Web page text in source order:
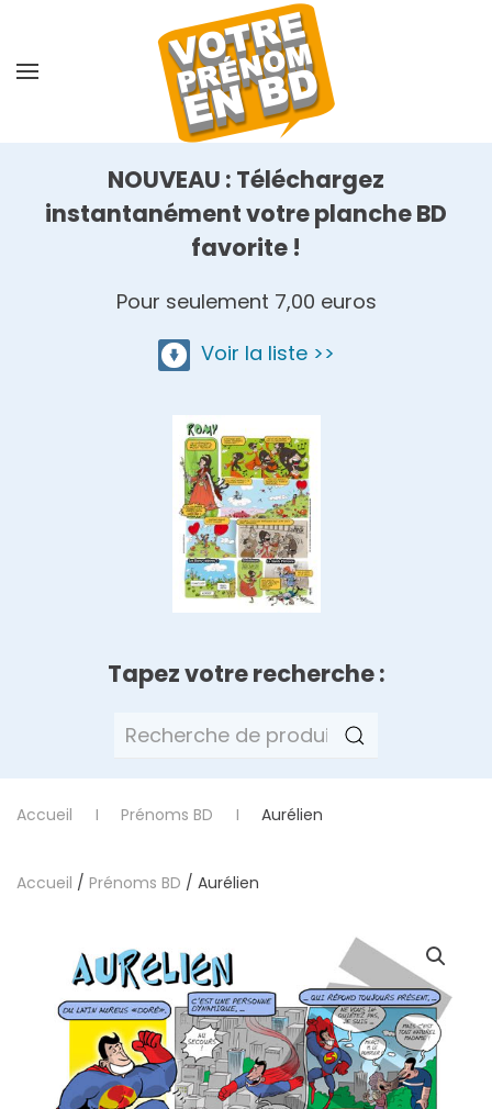
NOUVEAU : Téléchargez
instantanément votre planche BD
favorite !
Pour seulement 7,00 euros
Voir la liste >>
Tapez votre recherche :
Recherche
Accueil Prénoms BD Aurélien
Accueil / Prénoms BD / Aurélien